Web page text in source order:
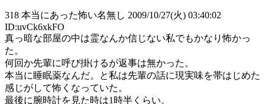
318 本当にあった怖い名無し 2009/10/27(火) 03:40:02
ID:uvCk6xkFO
真っ暗な部屋の中は霊なんか信じない私でもかなり怖かっ
た。
何回か先輩に呼び掛けるが返事は無かった。
本当に睡眠薬なんだ。と私は先輩の話に現実味を帯はじめた
感じがして怖くなっていた。
最後に腕時計を見た時は1時半くらい。